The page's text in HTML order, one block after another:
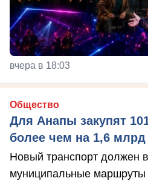
вчера в 18:03
Общество
Для Анапы закупят
более чем на 1,6 млрд
Новый транспорт должен
муниципальные маршруты